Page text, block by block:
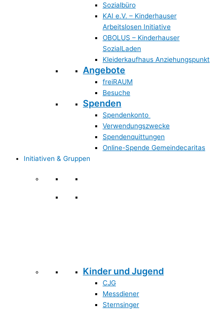
Sozialbüro
KAI e.V. – Kinderhauser
Arbeitslosen Initiative
OBOLUS – Kinderhauser
SozialLaden
Kleiderkaufhaus Anziehungspunkt
Angebote
freiRAUM
Besuche
Spenden
Spendenkonto
Verwendungszwecke
Spendenquittungen
Online-Spende Gemeindecaritas
Initiativen & Gruppen
Kinder und Jugend
CJG
Messdiener
Sternsinger